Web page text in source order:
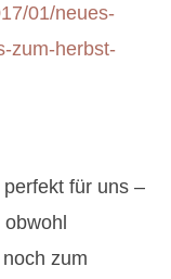
01/neues-
zum-herbst-
für uns –
zum